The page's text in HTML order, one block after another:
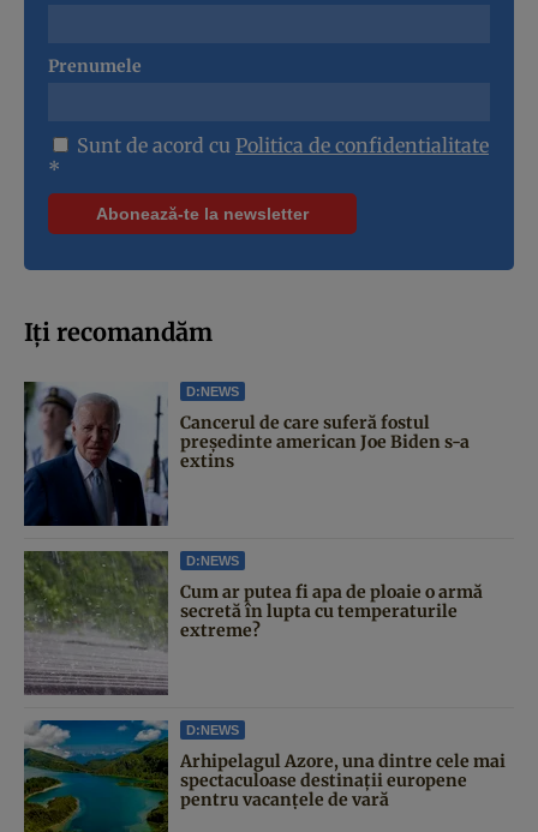
Prenumele
Sunt de acord cu Politica de confidentialitate
*
Iți recomandăm
D:NEWS
Cancerul de care suferă fostul
președinte american Joe Biden s-a
extins
D:NEWS
Cum ar putea fi apa de ploaie o armă
secretă în lupta cu temperaturile
extreme?
D:NEWS
Arhipelagul Azore, una dintre cele mai
spectaculoase destinații europene
pentru vacanțele de vară